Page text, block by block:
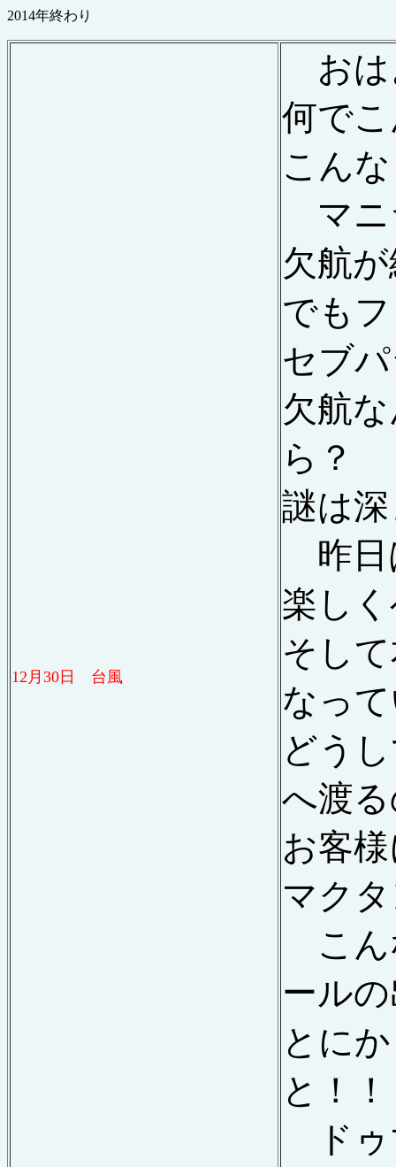
2014年終わり
12 月 30 日 台風
おは
何で
こん
マニ
欠航
でも
セブ
欠航
ら？
謎は
昨日
楽し
そし
なっ
どう
へ渡
お客
マク
こん
ール
とに
と！
ドゥ